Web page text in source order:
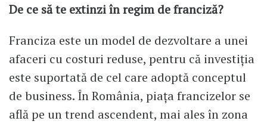
De ce să te extinzi în regim de franciză?
Franciza este un model de dezvoltare a unei
afaceri cu costuri reduse, pentru că investiția
este suportată de cel care adoptă conceptul
de business. În România, piața francizelor se
află pe un trend ascendent, mai ales în zona